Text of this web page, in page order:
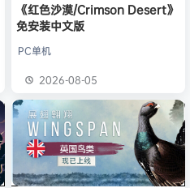
《红色沙漠/Crimson Desert》
免安装中文版
PC单机
2026-08-05